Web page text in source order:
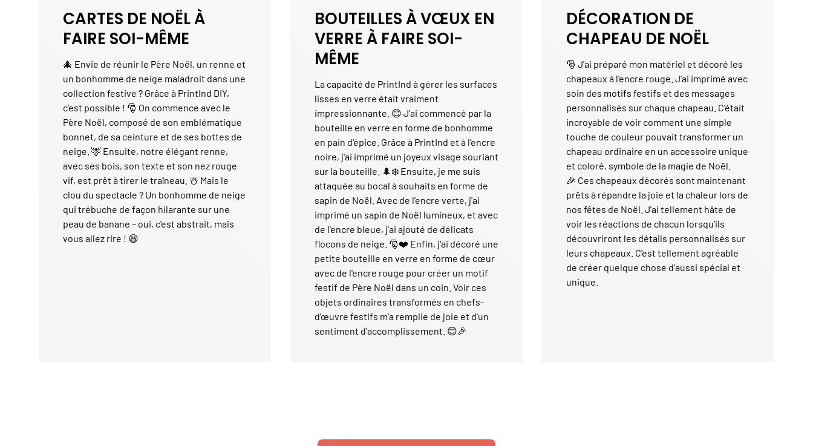
CARTES DE NOËL À
FAIRE SOI-MÊME
🎄 Envie de réunir le Père Noël, un renne et
un bonhomme de neige maladroit dans une
collection festive ? Grâce à PrintInd DIY,
c'est possible ! 🎅 On commence avec le
Père Noël, composé de son emblématique
bonnet, de sa ceinture et de ses bottes de
neige. 🦌 Ensuite, notre élégant renne,
avec ses bois, son texte et son nez rouge
vif, est prêt à tirer le traîneau. ☃️ Mais le
clou du spectacle ? Un bonhomme de neige
qui trébuche de façon hilarante sur une
peau de banane – oui, c'est abstrait, mais
vous allez rire ! 😆
BOUTEILLES À VŒUX EN
VERRE À FAIRE SOI-
MÊME
La capacité de PrintInd à gérer les surfaces
lisses en verre était vraiment
impressionnante. 😊 J'ai commencé par la
bouteille en verre en forme de bonhomme
en pain d'épice. Grâce à PrintInd et à l'encre
noire, j'ai imprimé un joyeux visage souriant
sur la bouteille. 🌲❄️ Ensuite, je me suis
attaquée au bocal à souhaits en forme de
sapin de Noël. Avec de l'encre verte, j'ai
imprimé un sapin de Noël lumineux, et avec
de l'encre bleue, j'ai ajouté de délicats
flocons de neige. 🎅❤️ Enfin, j'ai décoré une
petite bouteille en verre en forme de cœur
avec de l'encre rouge pour créer un motif
festif de Père Noël dans un coin. Voir ces
objets ordinaires transformés en chefs-
d'œuvre festifs m'a remplie de joie et d'un
sentiment d'accomplissement. 😊🎉
DÉCORATION DE
CHAPEAU DE NOËL
🎅 J'ai préparé mon matériel et décoré les
chapeaux à l'encre rouge. J'ai imprimé avec
soin des motifs festifs et des messages
personnalisés sur chaque chapeau. C'était
incroyable de voir comment une simple
touche de couleur pouvait transformer un
chapeau ordinaire en un accessoire unique
et coloré, symbole de la magie de Noël.
🎉 Ces chapeaux décorés sont maintenant
prêts à répandre la joie et la chaleur lors de
nos fêtes de Noël. J'ai tellement hâte de
voir les réactions de chacun lorsqu'ils
découvriront les détails personnalisés sur
leurs chapeaux. C'est tellement agréable
de créer quelque chose d'aussi spécial et
unique.